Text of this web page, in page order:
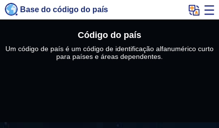
Base do código do país
Código do país
Um código de país é um código de identificação alfanumérico curto
para países e áreas dependentes.